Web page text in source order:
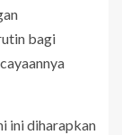
bagi
ini diharapkan